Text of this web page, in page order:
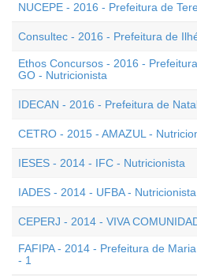
NUCEPE - 2016 - Prefeitura de
Consultec - 2016 - Prefeitura de
Ethos Concursos - 2016 -
GO - Nutricionista
IDECAN - 2016 - Prefeitura de
CETRO - 2015 - AMAZUL -
IESES - 2014 - IFC - Nutricionista
IADES - 2014 - UFBA - Nutricionista
CEPERJ - 2014 - VIVA
FAFIPA - 2014 - Prefeitura de
- 1